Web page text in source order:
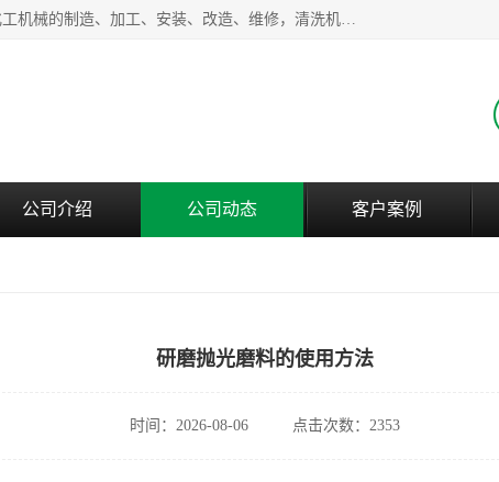
无锡泰源机器制造有限公司经营范围包括起重设备、光整机械、石油机械、化工机械的制造、加工、安装、改造、维修，清洗机、环保设备的制造、加工，磨料、磨液及辅料的销售等；主要产品有：各种抛丸机、光饰机、研磨机、抛光机、砂带机等，多型号、全天候服务保障，有需求者请咨询热线电话或在线客服。
公司介绍 公司动态 客户案例
研磨抛光磨料的使用方法
时间：2026-08-06 点击次数：2353